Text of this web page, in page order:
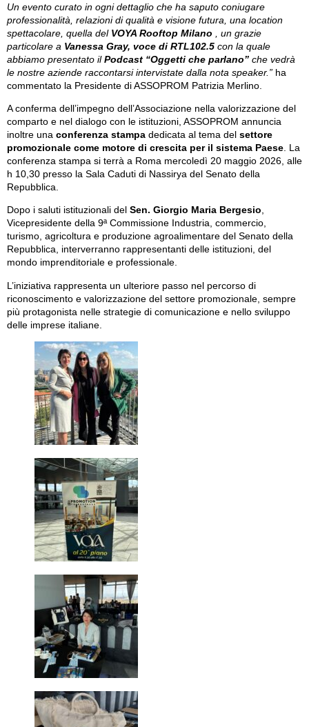
Un evento curato in ogni dettaglio che ha saputo coniugare
professionalità, relazioni di qualità e visione futura, una location
spettacolare, quella del VOYA Rooftop Milano , un grazie
particolare a Vanessa Gray, voce di RTL102.5 con la quale
abbiamo presentato ilPodcast “Oggetti che parlano” che vedrà
le nostre aziende raccontarsi intervistate dalla nota speaker.” ha
commentato la Presidente di ASSOPROM Patrizia Merlino.
A conferma dell’impegno dell’Associazione nella valorizzazione del
comparto e nel dialogo con le istituzioni, ASSOPROM annuncia
inoltre una conferenza stampa dedicata al tema del settore
promozionale come motore di crescita per il sistema Paese . La
conferenza stampa si terrà a Roma mercoledì 20 maggio 2026, alle
h 10,30 presso la Sala Caduti di Nassirya del Senato della
Repubblica.
Dopo i saluti istituzionali del Sen. Giorgio Maria Bergesio,
Vicepresidente della 9ª Commissione Industria, commercio,
turismo, agricoltura e produzione agroalimentare del Senato della
Repubblica, interverranno rappresentanti delle istituzioni, del
mondo imprenditoriale e professionale.
L’iniziativa rappresenta un ulteriore passo nel percorso di
riconoscimento e valorizzazione del settore promozionale, sempre
più protagonista nelle strategie di comunicazione e nello sviluppo
delle imprese italiane.